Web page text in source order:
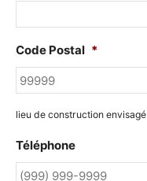
Code Postal *
lieu de construction envisagé
Téléphone